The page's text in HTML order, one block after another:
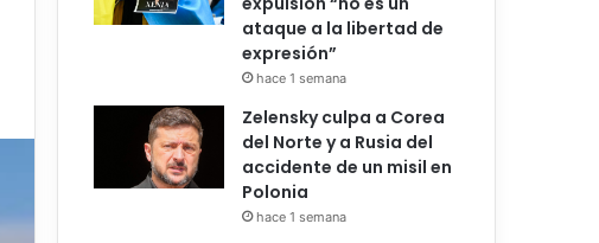
ataque a la libertad de
expresión”
hace 1 semana
Zelensky culpa a Corea
del Norte y a Rusia del
accidente de un misil en
Polonia
hace 1 semana